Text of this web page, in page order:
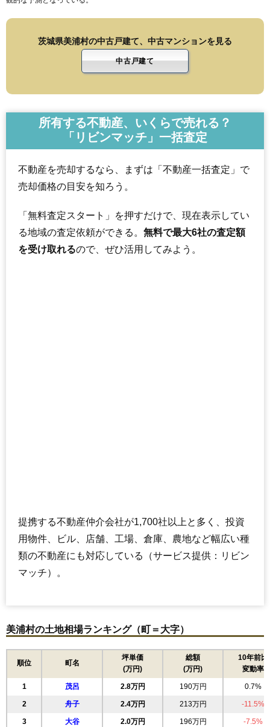
茨城県美浦村の中古戸建て、中古マンションを見る
中古戸建て
所有する不動産、いくらで売れる？
「リビンマッチ」一括査定
不動産を売却するなら、まずは「不動産一括査定」で
売却価格の目安を知ろう。
「無料査定スタート」を押すだけで、現在表示してい
る地域の査定依頼ができる。 無料で最大6社の査定額
を受け取れるので、ぜひ活用してみよう。
提携する不動産仲介会社が1,700社以上と多く、投資
用物件、ビル、店舗、工場、倉庫、農地など幅広い種
類の不動産にも対応している（サービス提供：リビン
マッチ）。
美浦村の土地相場ランキング（町＝大字）
順位 町名
坪単価
(万円)
総額
(万円)
10年前比
変動率
1 茂呂 2.8万円 190万円 0.7%
2 舟子 2.4万円 213万円 -11.5%
3 大谷 2.0万円 196万円 -7.5%